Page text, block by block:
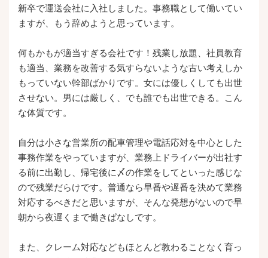
新卒で運送会社に入社しました。事務職として働いてい
ますが、もう辞めようと思っています。
何もかもが適当すぎる会社です！残業し放題、社員教育
も適当、業務を改善する気すらないような古い考えしか
もっていない幹部ばかりです。女には優しくしても出世
させない。男には厳しく、でも誰でも出世できる。こん
な体質です。
自分は小さな営業所の配車管理や電話応対を中心とした
事務作業をやっていますが、業務上ドライバーが出社す
る前に出勤し、帰宅後に〆の作業をしてといった感じな
ので残業だらけです。普通なら早番や遅番を決めて業務
対応するべきだと思いますが、そんな発想がないので早
朝から夜遅くまで働きぱなしです。
また、クレーム対応などもほとんど教わることなく育っ